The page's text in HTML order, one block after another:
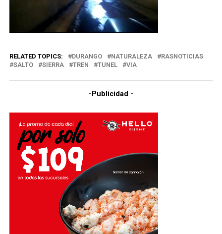
RELATED TOPICS: DURANGO NATURALEZA
RASNOTICIAS
SALTO
SIERRA TREN TUNEL VIA
-Publicidad -